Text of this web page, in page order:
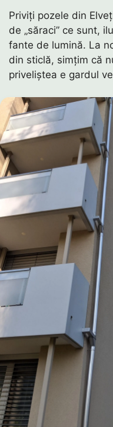
Priviți pozele din
de „săraci” ce sunt,
fante de lumină. La
din sticlă, simțim că
priveliștea e gardul